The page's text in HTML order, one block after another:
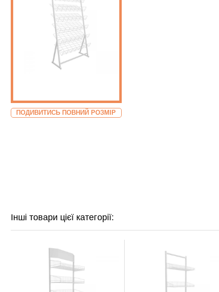
ПОДИВИТИСЬ ПОВНИЙ РОЗМІР
Інші товари цієї категорії: